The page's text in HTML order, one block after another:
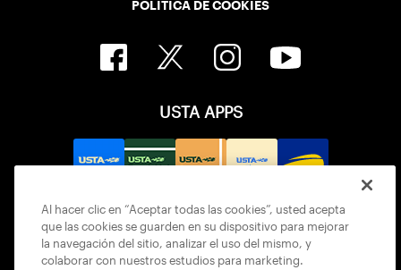
POLÍTICA DE COOKIES
USTA APPS
Al hacer clic en “Aceptar todas las cookies”, usted acepta
que las cookies se guarden en su dispositivo para mejorar
la navegación del sitio, analizar el uso del mismo, y
colaborar con nuestros estudios para marketing.